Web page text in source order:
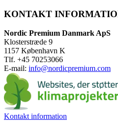
KONTAKT
Nordic Premium Danmark ApS
Klosterstræde 9
1157 København K
Tlf. +45 70253066
E-mail: info@nordicpremium.com
Kontakt information